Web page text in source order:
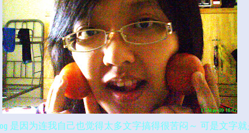
是因为连我自己也觉得太多文字搞得很苦闷～ 可是文字